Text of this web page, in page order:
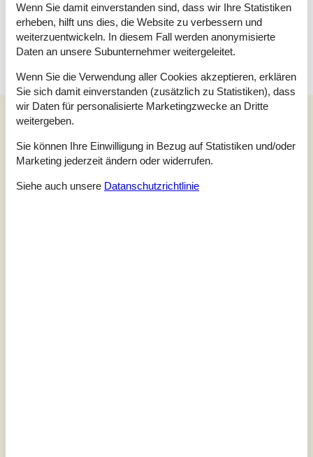
enthalten. Keine Vermietung an Jugendgruppen, in denen alle
15-25 Jahre sind. Rauchen ist nicht zugelassen. Bei
Nichtbeachtung dieses Verbots wird eine Gebühr von
mindestens EUR 420,- erhoben.
Unsere Gästebewertungen
3,0
Wenn Sie damit einverstanden sind, dass wir Ihre Statistiken
erheben, hilft uns dies, die Website zu verbessern und
weiterzuentwickeln. In diesem Fall werden anonymisierte
Daten an unsere Subunternehmer weitergeleitet.
Wenn Sie die Verwendung aller Cookies akzeptieren, erklären
Sie sich damit einverstanden (zusätzlich zu Statistiken), dass
wir Daten für personalisierte Marketingzwecke an Dritte
weitergeben.
Sie können Ihre Einwilligung in Bezug auf Statistiken und/oder
Marketing jederzeit ändern oder widerrufen.
Siehe auch unsere Datanschutzrichtlinie